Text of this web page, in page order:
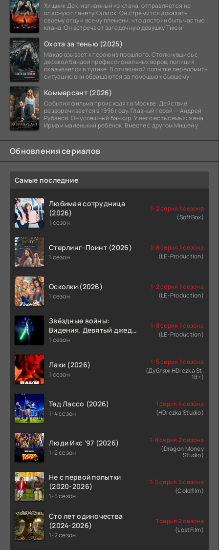
Хищник Дек, изгнанный из клана, отправляется на
опасную планету Калиск. Он стремится доказать
своему отцу и всему племени, что достоин быть частью
клана. Он встречает загадочную девушку Тию и
Охота за тенью (2025)
Макао взывает к герою из прошлого. Столкнувшись с
дерзкой бандой профессиональных воров, полиция
оказывается в тупике. В отчаянной попытке переломить
ситуацию они обращаются за помощью к бывшему
Коммерсант (2026)
События фильма происходят в Москве. Действие
разворачивается в 1996 году. Главный герой — Андрей
Рубанов. Он успешный банкир. У него есть семья: жена
Ирма и маленький ребёнок. Вместе с другом Мишей у
Обновления сериалов
Самые последние
Любимая сотрудница
(2026)
1 сезон
1-2 серия 1 сезона
(SoftBox)
Стерлинг-Поинт (2026)
1 сезон
1-8 серия 1 сезона
(LE-Production)
Осколки (2026)
1 сезон
1-2 серия 1 сезона
(LE-Production)
Звёздные войны:
Видения. Девятый джедай
(2026)
1 сезон
1-8 серия 1 сезона
(LE-Production)
Лаки (2026)
1 сезон
1-5 серия 1 сезона
(Дубляж HDrezka St.
18+)
Тед Лассо (2026)
1-4 сезон
1 серия 4 сезона
(HDrezka Studio)
Люди Икс '97 (2026)
1-2 сезон
1-8 серия 2 сезона
(Dragon Money
Studio)
Не с первой попытки
(2020-2026)
1-5 сезон
1-5 серия 5 сезона
(Coldfilm)
Сто лет одиночества
(2024-2026)
1-2 сезон
1 серия 2 сезона
(LostFilm)